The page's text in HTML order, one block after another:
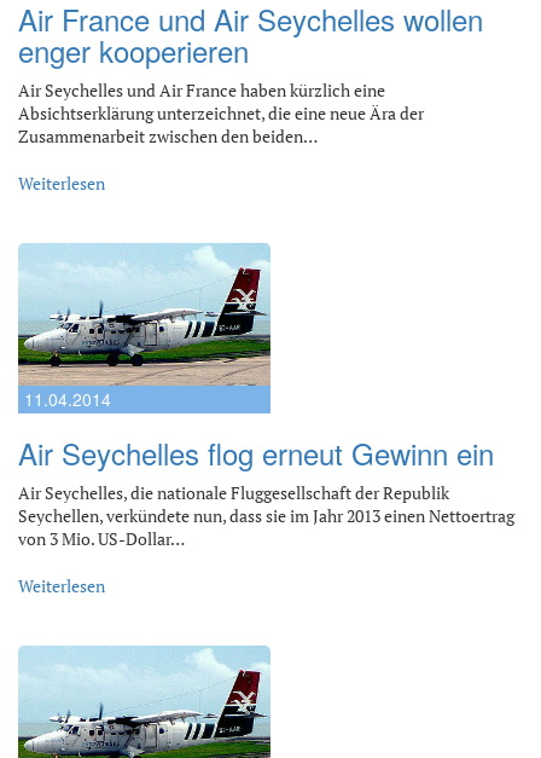
Air France und Air Seychelles wollen
enger kooperieren
Air Seychelles und Air France haben kürzlich eine
Absichtserklärung unterzeichnet, die eine neue Ära der
Zusammenarbeit zwischen den beiden…
Weiterlesen
11.04.2014
Air Seychelles flog erneut Gewinn ein
Air Seychelles, die nationale Fluggesellschaft der Republik
Seychellen, verkündete nun, dass sie im Jahr 2013 einen Nettoertrag
von 3 Mio. US-Dollar…
Weiterlesen